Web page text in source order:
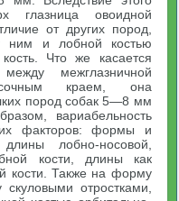
глазница овоидной
от других пород,
ним и лобной костью
Что же касается
межглазничной
краем, она
пород собак 5—8 мм
вариабельность
факторов: формы и
лобно-носовой,
кости, длины как
кости. Также на форму
отростками,